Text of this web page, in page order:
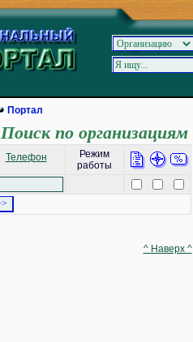
Портал
Поиск по организациям
Телефон
Режим
работы
^ Наверх ^